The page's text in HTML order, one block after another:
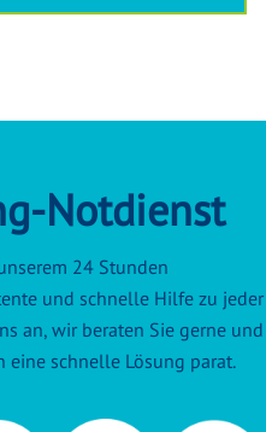
Notdienst
24 Stunden
und schnelle Hilfe zu jeder
an, wir beraten Sie gerne und
eine schnelle Lösung parat.